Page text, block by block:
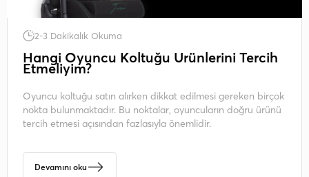
2-3 Dakikalık Okuma
Hangi Oyuncu Koltuğu Ürünlerini Tercih
Etmeliyim?
Oyuncu koltuğu satın alırken dikkat edilmesi gereken birçok
nokta bulunmaktadır. Bu noktalar, oyuncuların doğru ürünü
tercih etmesi açısından fazlasıyla önemlidir.
Devamını oku